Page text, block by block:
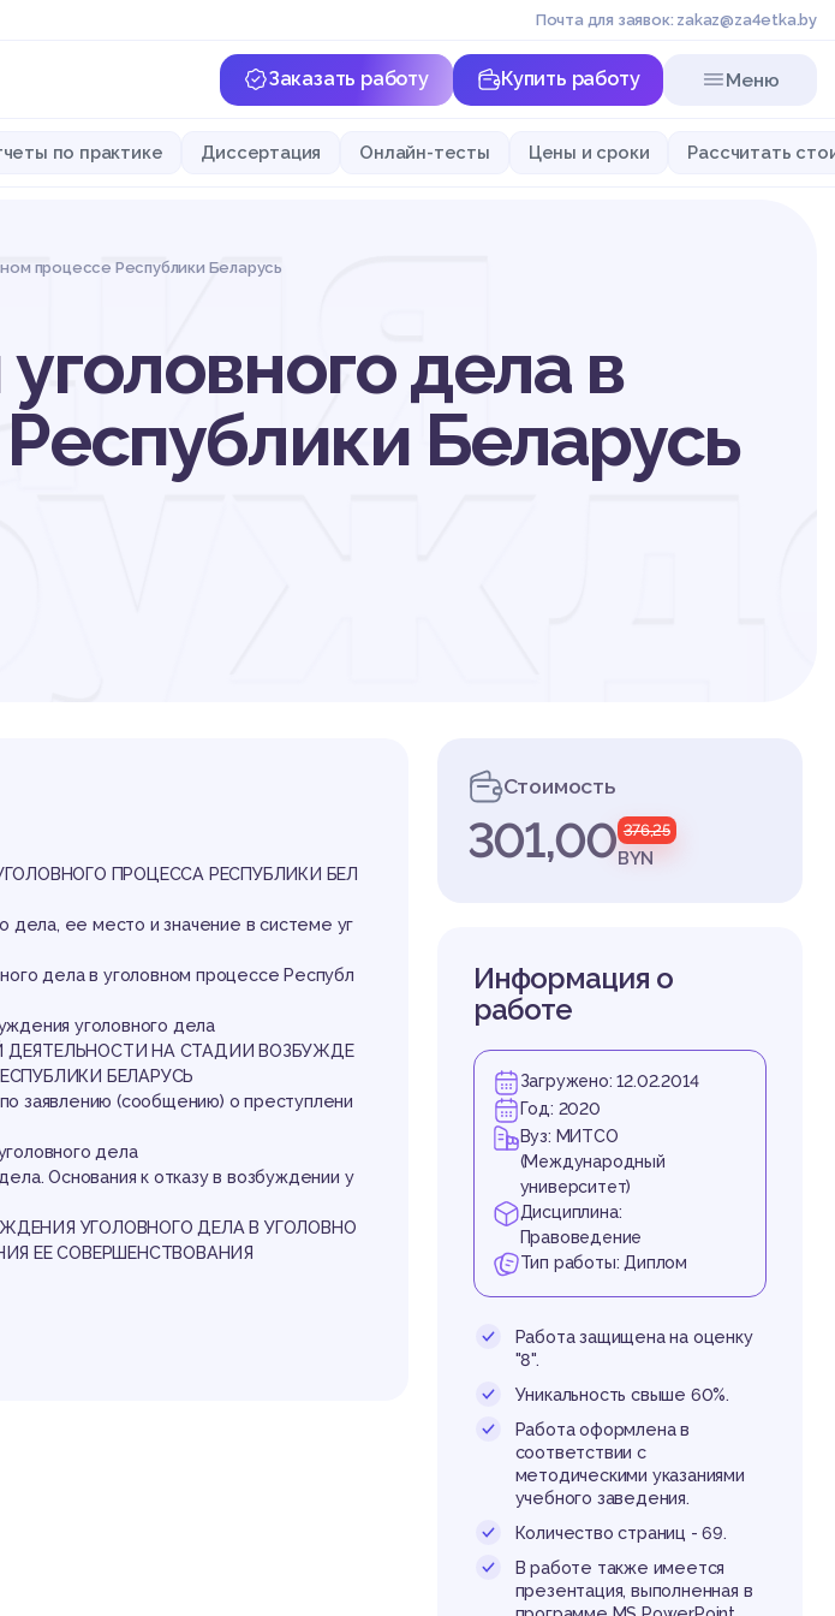
Почта для заявок: zakaz@za4etka.by
Заказать работу Купить работу Меню
по практике Диссертация Онлайн-тесты Цены и сроки Рассчитать
процессе Республики Беларусь
дела в
Беларусь
в
ПРОЦЕССА РЕСПУБЛИКИ БЕЛ
дела, ее место и значение в системе уг
дела в уголовном процессе Республ
уголовного дела
ДЕЯТЕЛЬНОСТИ НА СТАДИИ ВОЗБУЖДЕ
БЕЛАРУСЬ
заявлению (сообщению) о преступлени
дела
Основания к отказу в возбуждении у
УГОЛОВНОГО ДЕЛА В УГОЛОВНО
ЕЕ СОВЕРШЕНСТВОВАНИЯ
Стоимость
301,00 376,25
BYN
Информация о
работе
Загружено: 12.02.2014
Год: 2020
Вуз: МИТСО
(Международный
университет)
Дисциплина:
Правоведение
Тип работы: Диплом
Работа защищена на оценку
"8".
Уникальность свыше 60%.
Работа оформлена в
соответствии с
методическими указаниями
учебного заведения.
Количество страниц - 69.
В работе также имеется
презентация, выполненная в